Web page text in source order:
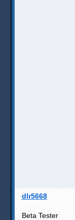
dlr5668
Beta Tester